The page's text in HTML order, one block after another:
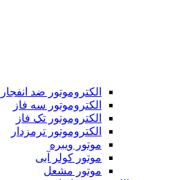
الکتروموتور ضد انفجار
الکتروموتور سه فاز
الکتروموتور تک فاز
الکتروموتور ترمزدار
موتور ویبره
موتور کولر آبی
موتور مشعل